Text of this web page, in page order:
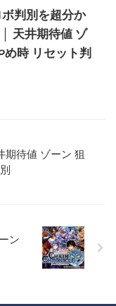
判別を超分か
天井期待値 ゾ
め時 リセット判
期待値 ゾーン 狙
ン